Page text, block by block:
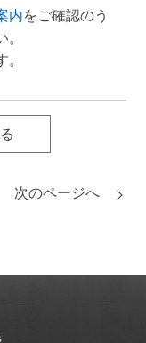
内をご確認のう
次のページへ